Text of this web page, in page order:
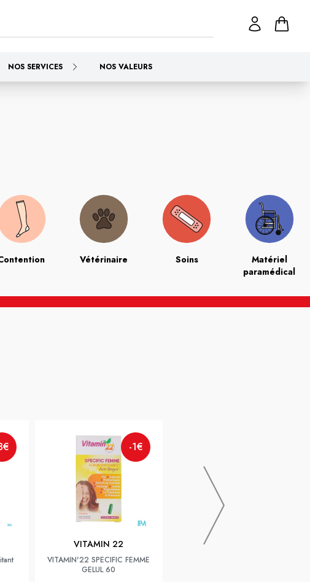
NOS SERVICES NOS VALEURS
Vétérinaire Soins
Matériel
paramédical
-1€
VITAMIN 22
VITAMIN'22 SPECIFIC FEMME
GELUL 60